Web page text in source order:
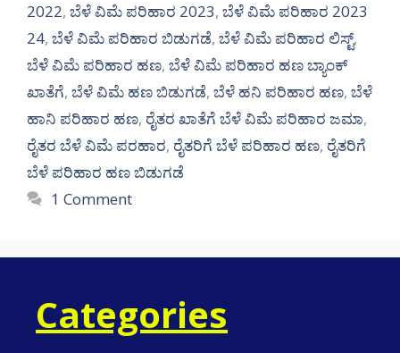
2022, ಬೆಳೆ ವಿಮೆ ಪರಿಹಾರ 2023, ಬೆಳೆ ವಿಮೆ ಪರಿಹಾರ 2023
24, ಬೆಳೆ ವಿಮೆ ಪರಿಹಾರ ಬಿಡುಗಡೆ, ಬೆಳೆ ವಿಮೆ ಪರಿಹಾರ ಲಿಸ್ಟ್,
ಬೆಳೆ ವಿಮೆ ಪರಿಹಾರ ಹಣ, ಬೆಳೆ ವಿಮೆ ಪರಿಹಾರ ಹಣ ಬ್ಯಾಂಕ್
ಖಾತೆಗೆ, ಬೆಳೆ ವಿಮೆ ಹಣ ಬಿಡುಗಡೆ, ಬೆಳೆ ಹನಿ ಪರಿಹಾರ ಹಣ, ಬೆಳೆ
ಹಾನಿ ಪರಿಹಾರ ಹಣ, ರೈತರ ಖಾತೆಗೆ ಬೆಳೆ ವಿಮೆ ಪರಿಹಾರ ಜಮಾ,
ರೈತರ ಬೆಳೆ ವಿಮೆ ಪರಹಾರ, ರೈತರಿಗೆ ಬೆಳೆ ಪರಿಹಾರ ಹಣ, ರೈತರಿಗೆ
ಬೆಳೆ ಪರಿಹಾರ ಹಣ ಬಿಡುಗಡೆ
1 Comment
Categories